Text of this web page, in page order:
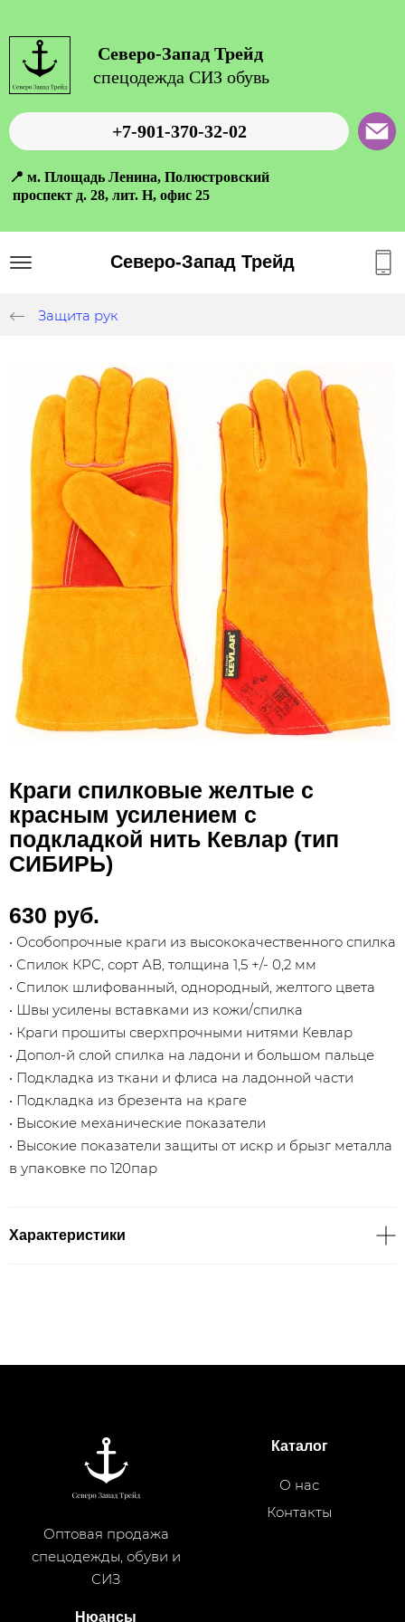
Северо-Запад Трейд
спецодежда СИЗ обувь
+7-901-370-32-02
📍 м. Площадь Ленина, Полюстровский
проспект д. 28, лит. Н, офис 25
Северо-Запад Трейд
Защита рук
Краги спилковые желтые с
красным усилением с
подкладкой нить Кевлар (тип
СИБИРЬ)
630 руб.
• Особопрочные краги из высококачественного спилка
• Спилок КРС, сорт АВ, толщина 1,5 +/- 0,2 мм
• Спилок шлифованный, однородный, желтого цвета
• Швы усилены вставками из кожи/спилка
• Краги прошиты сверхпрочными нитями Кевлар
• Допол-й слой спилка на ладони и большом пальце
• Подкладка из ткани и флиса на ладонной части
• Подкладка из брезента на краге
• Высокие механические показатели
• Высокие показатели защиты от искр и брызг металла
в упаковке по 120пар
Характеристики
Оптовая продажа
спецодежды, обуви и
СИЗ
Каталог
О нас
Контакты
Нюансы